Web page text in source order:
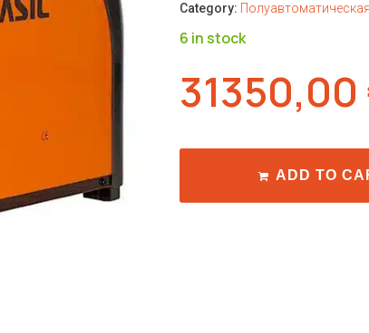
Category:
6 in stock
31350,00
ADD TO